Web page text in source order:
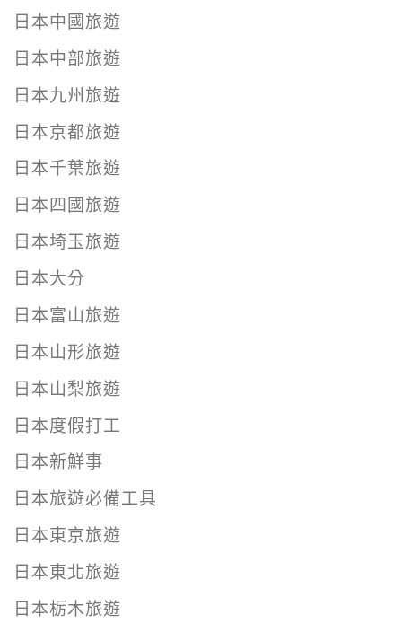
日本中國旅遊
日本中部旅遊
日本九州旅遊
日本京都旅遊
日本千葉旅遊
日本四國旅遊
日本埼玉旅遊
日本大分
日本富山旅遊
日本山形旅遊
日本山梨旅遊
日本度假打工
日本新鮮事
日本旅遊必備工具
日本東京旅遊
日本東北旅遊
日本栃木旅遊